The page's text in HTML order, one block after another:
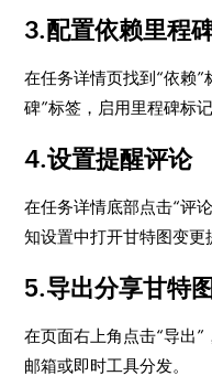
3.配置依赖里程
在任务详情页找到“依赖
碑”标签，启用里程碑标记
4.设置提醒评论
在任务详情底部点击“评
知设置中打开甘特图变更
5.导出分享甘特图
在页面右上角点击“导出
邮箱或即时工具分发。